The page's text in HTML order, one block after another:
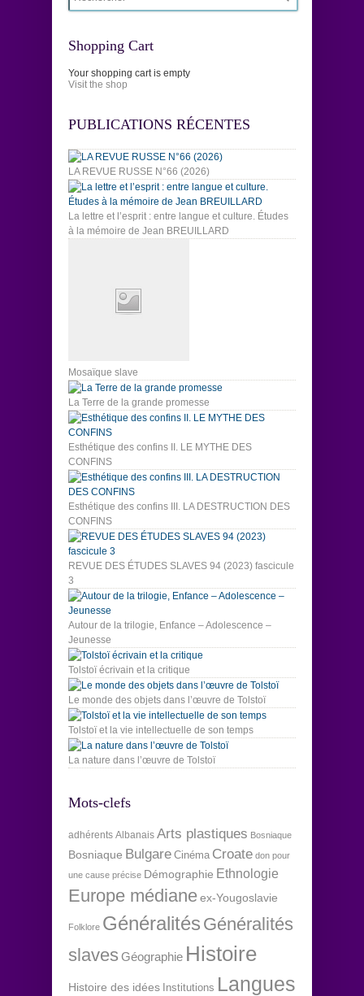
Shopping Cart
Your shopping cart is empty
Visit the shop
PUBLICATIONS RÉCENTES
LA REVUE RUSSE N°66 (2026)
La lettre et l’esprit : entre langue et culture. Études
à la mémoire de Jean BREUILLARD
Mosaïque slave
La Terre de la grande promesse
Esthétique des confins II. LE MYTHE DES
CONFINS
Esthétique des confins III. LA DESTRUCTION DES
CONFINS
REVUE DES ÉTUDES SLAVES 94 (2023) fascicule
3
Autour de la trilogie, Enfance – Adolescence –
Jeunesse
Tolstoï écrivain et la critique
Le monde des objets dans l’œuvre de Tolstoï
Tolstoï et la vie intellectuelle de son temps
La nature dans l’œuvre de Tolstoï
Mots-clefs
adhérents Albanais Arts plastiques Bosniaque
Bosniaque Bulgare Cinéma Croate don pour
une cause précise Démographie Ethnologie
Europe médianeex-Yougoslavie
Folklore Généralités Généralités
slaves Géographie Histoire
Histoire des idées Institutions Langues